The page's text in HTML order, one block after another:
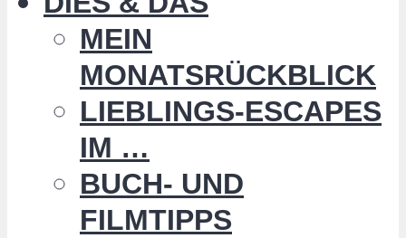
MEIN
MONATSRÜCKBLICK
LIEBLINGS-ESCAPES
IM …
BUCH- UND
FILMTIPPS